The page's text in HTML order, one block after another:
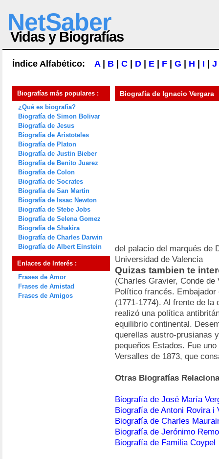
NetSaber
Vidas y Biografías
Índice Alfabético: A| B C D E F G H I J
Biografías más populares :
¿Qué es biografía?
Biografía de Simon Bolivar
Biografía de Jesus
Biografía de Aristoteles
Biografía de Platon
Biografía de Justin Bieber
Biografía de Benito Juarez
Biografía de Colon
Biografía de Socrates
Biografía de San Martin
Biografía de Issac Newton
Biografía de Stebe Jobs
Biografía de Selena Gomez
Biografía de Shakira
Biografía de Charles Darwin
Biografía de Albert Einstein
Enlaces de Interés :
Frases de Amor
Frases de Amistad
Frases de Amigos
Biografía de Ignacio Vergara
del palacio del marqués de
Universidad de Valencia
Quizas tambien te
(Charles Gravier, Conde de
Político francés.
(1771-1774). Al frente de
realizó una política
equilibrio continental.
querellas austro-prusianas
pequeños Estados. Fue
Versalles de 1873, que
Otras Biografías
Biografía de José María
Biografía de Antoni Rovira i
Biografía de Charles
Biografía de Jerónimo
Biografía de Familia Coypel